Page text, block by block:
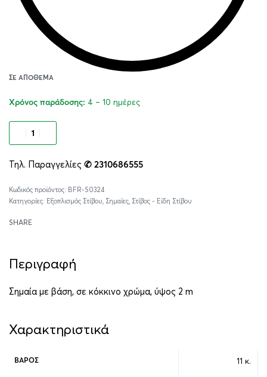
ΣΕ ΑΠΌΘΕΜΑ
Χρόνος παράδοσης: 4 – 10 ημέρες
Τηλ. Παραγγελίες ✆ 2310686555
BFR-S0324
Κατηγορίες: Εξοπλισμός Στίβου Σημαίες Στίβος - Είδη Στίβου
SHARE
Περιγραφή
Σημαία με βάση, σε κόκκινο χρώμα, ύψος 2 m
Χαρακτηριστικά
ΒΆΡΟΣ 11 κ.